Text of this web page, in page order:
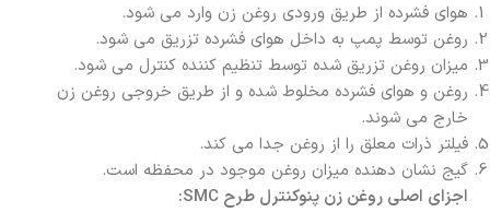
هوای فشرده از طریق ورودی روغن زن وارد می‌ شود.
روغن توسط پمپ به داخل هوای فشرده تزریق می‌ شود.
میزان روغن تزریق شده توسط تنظیم کننده کنترل می‌ شود.
روغن و هوای فشرده مخلوط شده و از طریق خروجی روغن زن
خارج می‌ شوند.
فیلتر ذرات معلق را از روغن جدا می‌ کند.
گیج نشان دهنده میزان روغن موجود در محفظه است.
اجزای اصلی روغن زن پنوکنترل طرح SMC: